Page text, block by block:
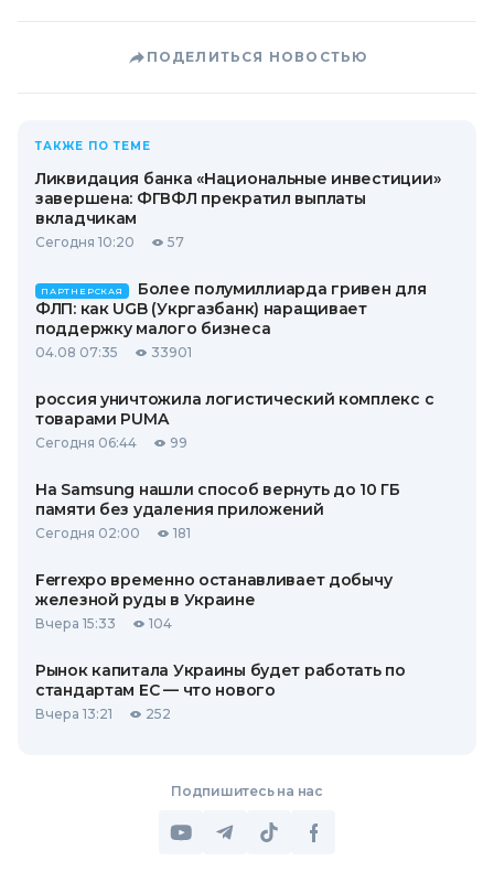
ПОДЕЛИТЬСЯ НОВОСТЬЮ
ТАКЖЕ ПО ТЕМЕ
Ликвидация банка «Национальные инвестиции»
завершена: ФГВФЛ прекратил выплаты
вкладчикам
Сегодня 10:20 57
ПАРТНЕРСКАЯ
Более полумиллиарда гривен для
ФЛП: как UGB (Укргазбанк) наращивает
поддержку малого бизнеса
04.08 07:35 33901
россия уничтожила логистический комплекс с
товарами PUMA
Сегодня 06:44 99
На Samsung нашли способ вернуть до 10 ГБ
памяти без удаления приложений
Сегодня 02:00 181
Ferrexpo временно останавливает добычу
железной руды в Украине
Вчера 15:33 104
Рынок капитала Украины будет работать по
стандартам ЕС — что нового
Вчера 13:21 252
Подпишитесь на нас